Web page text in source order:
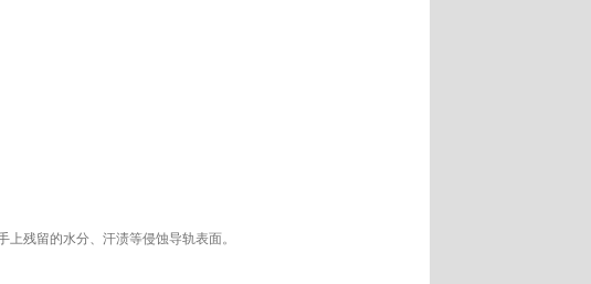
残留的水分、汗渍等侵蚀导轨表面。